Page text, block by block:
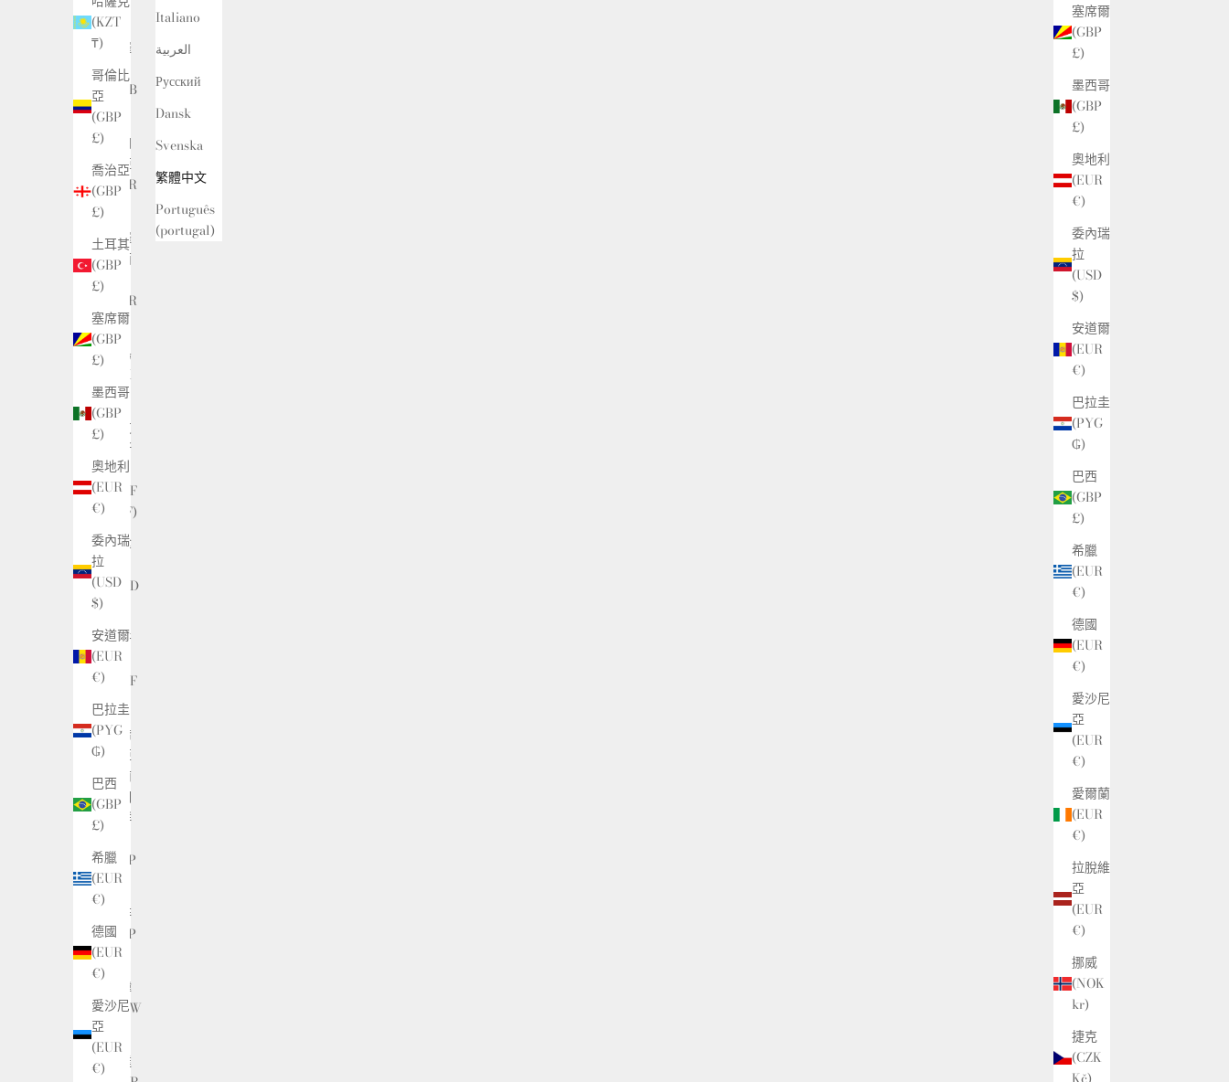
塞席爾
(GBP
£)
墨西哥
(GBP
£)
奧地利
(EUR
€)
委內瑞
拉
(USD
$)
安道爾
(EUR
€)
巴拉圭
(PYG
₲)
巴西
(GBP
£)
希臘
(EUR
€)
德國
(EUR
€)
愛沙尼
亞
(EUR
€)
愛爾蘭
(EUR
€)
拉脫維
亞
(EUR
€)
挪威
(NOK
kr)
捷克
(CZK
Kč)
(KZT
₸)
哥倫比
亞
(GBP
£)
喬治亞
(GBP
£)
土耳其
(GBP
£)
塞席爾
(GBP
£)
墨西哥
(GBP
£)
奧地利
(EUR
€)
委內瑞
拉
(USD
$)
安道爾
(EUR
€)
巴拉圭
(PYG
₲)
巴西
(GBP
£)
希臘
(EUR
€)
德國
(EUR
€)
愛沙尼
亞
(EUR
€)
₪)
俄羅
斯
(RUB
₽)
保加
利亞
(EUR
克羅
埃西
(EUR
€)
冰島
(ISK
kr)
列支
敦斯
登
(CHF
CHF)
加拿
(CAD
匈牙
利
(HUF
Ft)
南喬
治亞
與南
三明
治群
(GBP
£)
南非
(GBP
£)
南韓
(KRW
卡達
Italiano
العربية
Русский
Dansk
Svenska
繁體中文
Português
(portugal)